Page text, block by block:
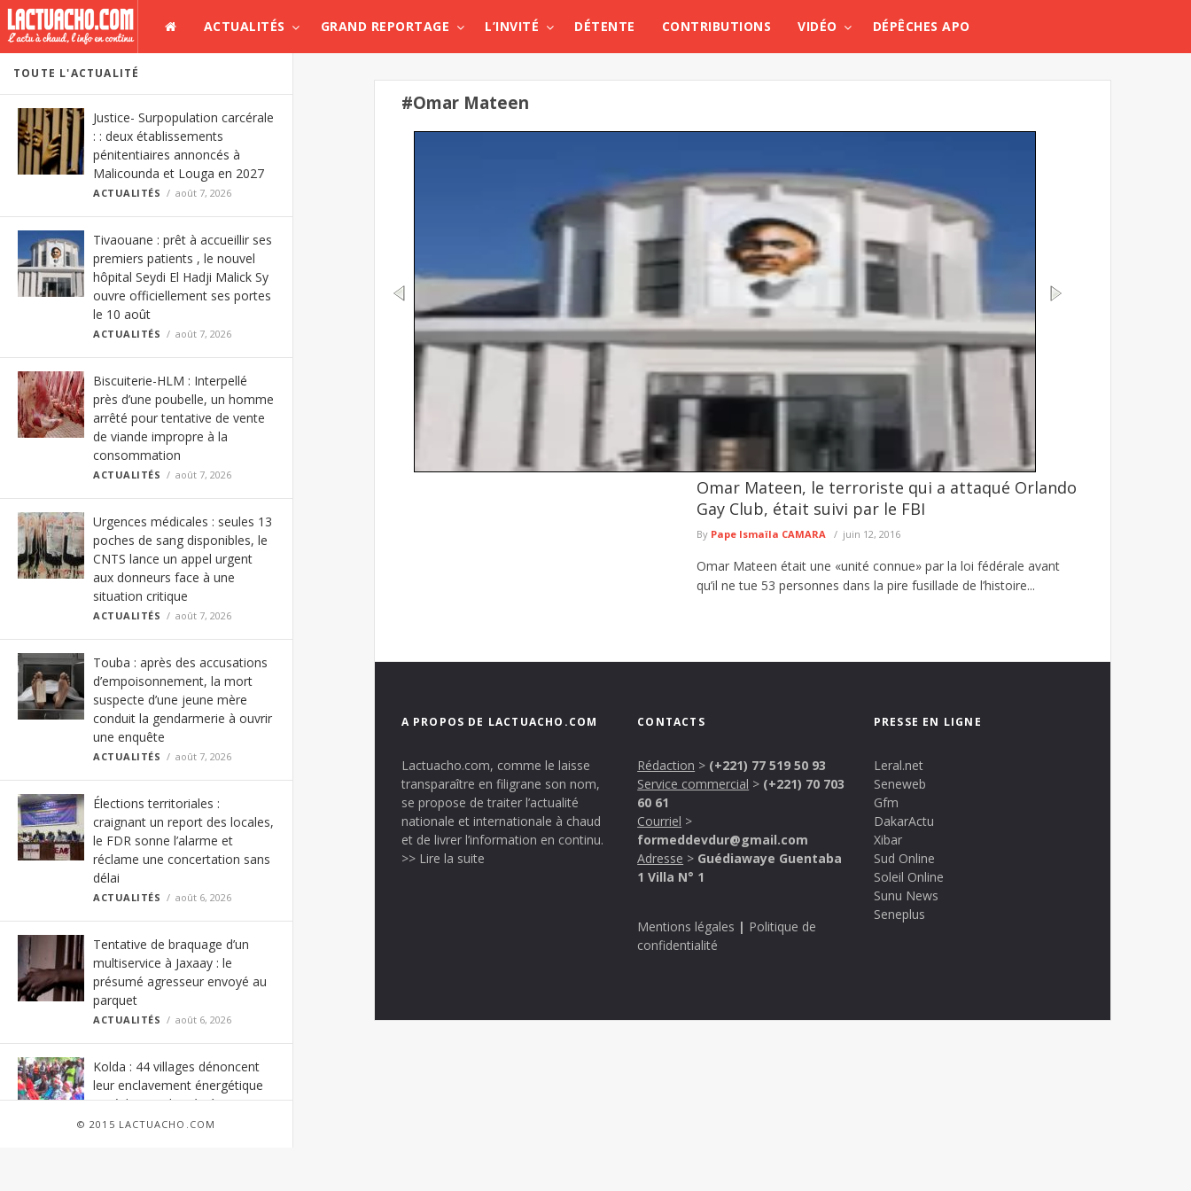
ACTUALITÉS GRAND REPORTAGE L’INVITÉ DÉTENTE CONTRIBUTIONS VIDÉO DÉPÊCHES APO
TOUTE L'ACTUALITÉ
Justice- Surpopulation carcérale
: : deux établissements
pénitentiaires annoncés à
Malicounda et Louga en 2027
ACTUALITÉS août 7, 2026
Tivaouane : prêt à accueillir ses
premiers patients , le nouvel
hôpital Seydi El Hadji Malick Sy
ouvre officiellement ses portes
le 10 août
ACTUALITÉS août 7, 2026
Biscuiterie-HLM : Interpellé
près d’une poubelle, un homme
arrêté pour tentative de vente
de viande impropre à la
consommation
ACTUALITÉS août 7, 2026
Urgences médicales : seules 13
poches de sang disponibles, le
CNTS lance un appel urgent
aux donneurs face à une
situation critique
ACTUALITÉS août 7, 2026
Touba : après des accusations
d’empoisonnement, la mort
suspecte d’une jeune mère
conduit la gendarmerie à ouvrir
une enquête
ACTUALITÉS août 7, 2026
Élections territoriales :
craignant un report des locales,
le FDR sonne l’alarme et
réclame une concertation sans
délai
ACTUALITÉS août 6, 2026
Tentative de braquage d’un
multiservice à Jaxaay : le
présumé agresseur envoyé au
parquet
ACTUALITÉS août 6, 2026
Kolda : 44 villages dénoncent
leur enclavement énergétique
et réclament l’accès à
l’électricité
© 2015 LACTUACHO.COM
#Omar Mateen
Tivaouane : prêt à accueillir ses premiers patients , le nouvel hôpital Seydi El Hadji Malick Sy ouvre
Omar Mateen, le terroriste qui a attaqué Orlando
Gay Club, était suivi par le FBI
By Pape Ismaïla CAMARA juin 12, 2016
Omar Mateen était une «unité connue» par la loi fédérale avant
qu’il ne tue 53 personnes dans la pire fusillade de l’histoire...
A PROPOS DE LACTUACHO.COM
Lactuacho.com, comme le laisse
transparaître en filigrane son nom,
se propose de traiter l’actualité
nationale et internationale à chaud
et de livrer l’information en continu.
>> Lire la suite
CONTACTS
Rédaction > (+221) 77 519 50 93
Service commercial > (+221) 70 703
60 61
Courriel >
formeddevdur@gmail.com
Adresse > Guédiawaye Guentaba
1 Villa N° 1
Mentions légales | Politique de
confidentialité
PRESSE EN LIGNE
Leral.net
Seneweb
Gfm
DakarActu
Xibar
Sud Online
Soleil Online
Sunu News
Seneplus